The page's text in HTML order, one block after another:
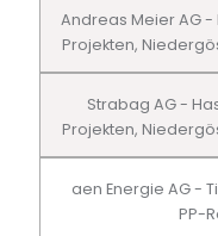
Andreas Meier AG -
Projekten,
Strabag AG -
Projekten,
aen Energie AG -
PP-